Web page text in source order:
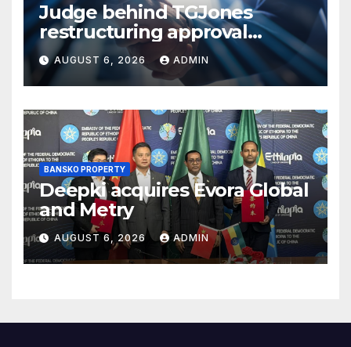
Judge behind TGJones
restructuring approval
expresses frustration at
rushed process
AUGUST 6, 2026 ADMIN
BANSKO PROPERTY
Deepki acquires Evora Global
and Metry
AUGUST 6, 2026 ADMIN